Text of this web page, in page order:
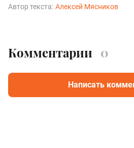
Автор текста: Алексей Мясников
Комментарии 0
Написать